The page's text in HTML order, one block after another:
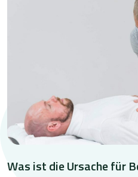
Was ist die Ursache für